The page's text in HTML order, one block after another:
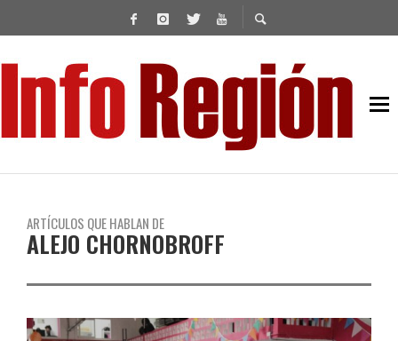
ARTÍCULOS QUE HABLAN DE
ALEJO CHORNOBROFF